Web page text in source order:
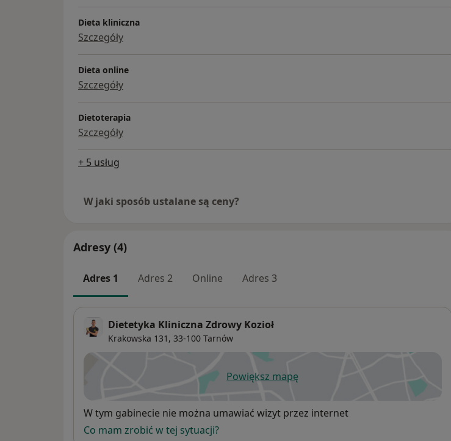
Dieta kliniczna
Szczegóły
Dieta online
Szczegóły
Dietoterapia
Szczegóły
+ 5 usług
W jaki sposób ustalane są ceny?
Adresy (4)
Adres 1 Adres 2 Online Adres 3
Dietetyka Kliniczna Zdrowy Kozioł
Krakowska 131, 33-100 Tarnów
Powiększ mapęotwiera się w nowej karcie
Dostępność
W tym gabinecie nie można umawiać wizyt przez internet
Co mam zrobić w tej sytuacji?